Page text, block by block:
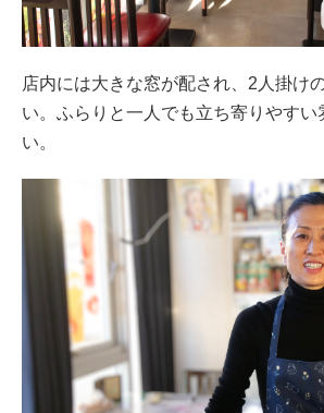
店内には大きな窓が配され、2人掛け
い。ふらりと一人でも立ち寄りやすい
い。